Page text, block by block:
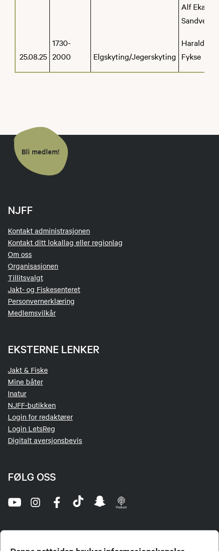
25.08.25
1730-
2000
Elgskyting/Jegerskyting
Alf Ekaas
Sandven
Harald
Fykse
Bli medlem!
NJFF
Kontakt administrasjonen
Kontakt ditt lokallag eller regionlag
Om oss
Organisasjonen
Tillitsvalgt
Jakt- og Fiskesenteret
Personvernerklæring
Medlemsvilkår
EKSTERNE LENKER
Jakt & Fiske
Mine båter
Inatur
NJFF-butikken
Login for redaktører
Login LetsReg
Digitalt aversjonsbevis
FØLG OSS